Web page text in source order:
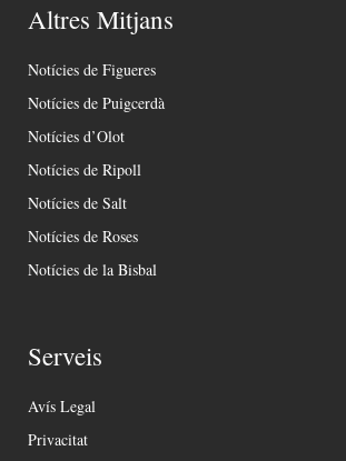
Altres Mitjans
Notícies de Figueres
Notícies de Puigcerdà
Notícies d’Olot
Notícies de Ripoll
Notícies de Salt
Notícies de Roses
Notícies de la Bisbal
Serveis
Avís Legal
Privacitat